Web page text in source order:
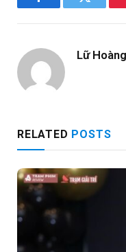
FacebookTwitter
Lữ
RELATED POSTS